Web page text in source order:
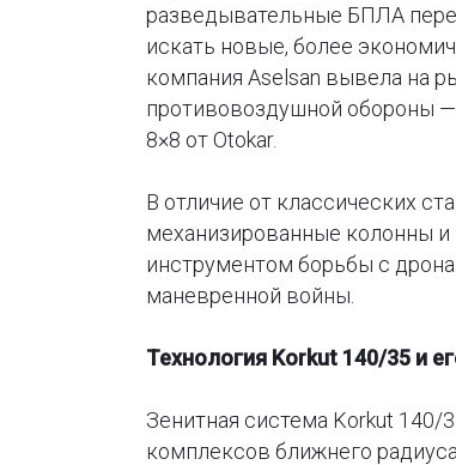
разведывательные БПЛА
искать новые, более
компания Aselsan вывела на
противовоздушной обороны
8×8 от Otokar.
В отличие от классических
механизированные колонны
инструментом борьбы с
маневренной войны.
Технология Korkut 140/35 и
Зенитная система Korkut 140/
комплексов ближнего